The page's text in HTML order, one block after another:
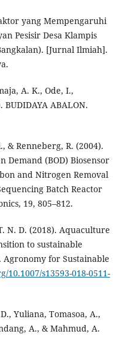
yang Mempengaruhi
Pesisir Desa Klampis
[Jurnal Ilmiah].
A. K., Ode, I.,
ABALON.
& Renneberg, R. (2004).
Demand (BOD) Biosensor
and Nitrogen Removal
Batch Reactor
19, 805–812.
N. D. (2018). Aquaculture
to sustainable
for Sustainable
10.1007/s13593-018-0511-
Yuliana, Tomasoa, A.,
A., & Mahmud, A.